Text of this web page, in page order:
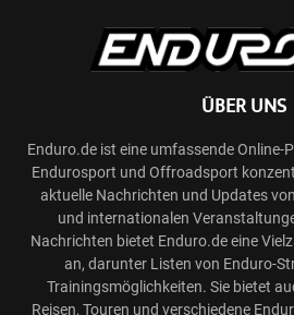
ÜBER UNS
Enduro.de ist eine umfassende Online-
Endurosport und Offroadsport
aktuelle Nachrichten und Updates
und internationalen
Nachrichten bietet Enduro.de eine
an, darunter Listen von Enduro-
Trainingsmöglichkeiten. Sie bietet
Reisen, Touren und verschiedene